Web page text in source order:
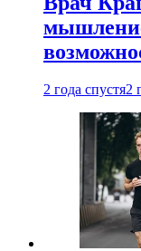
2 года спустя2